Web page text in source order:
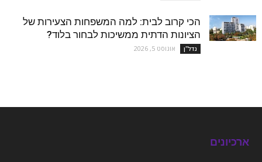
הכי קרוב לבית: למה המשפחות הצעירות של
הציונות הדתית ממשיכות לבחור בלוד?
נדל''ן אוגוסט 5, 2026
ארכיונים